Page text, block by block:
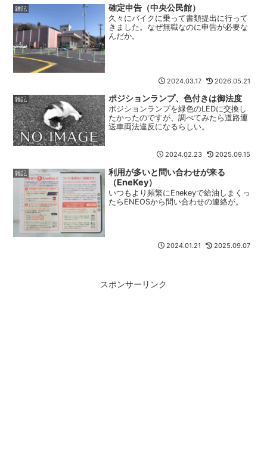
雑記 確定申告（中央公民館）
久々にバイクに乗って書類提出に行って
きました。なぜ無職なのに申告が必要な
んだか。
2024.03.17 2026.05.21
雑記 ポジションランプ、色付きは御法度
ポジションランプを緑色のLEDに交換し
たかったのですが、調べてみたら道路運
送車両法違反になるらしい。
2024.02.23 2025.09.15
雑記
利用が多いと問い合わせが来る
（EneKey）
いつもより頻繁にEnekeyで給油しまくっ
たらENEOSから問い合わせの連絡が。
2024.01.21 2025.09.07
スポンサーリンク